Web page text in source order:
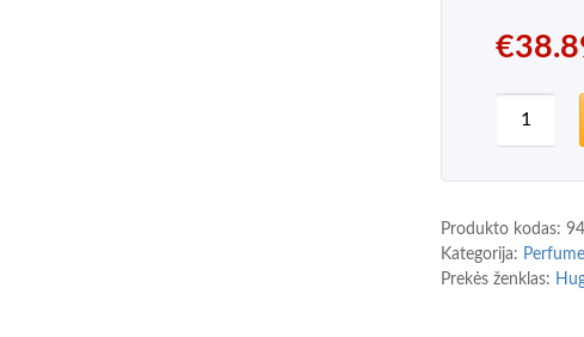
€
Produkto kodas:
Kategorija:
Prekės ženklas: